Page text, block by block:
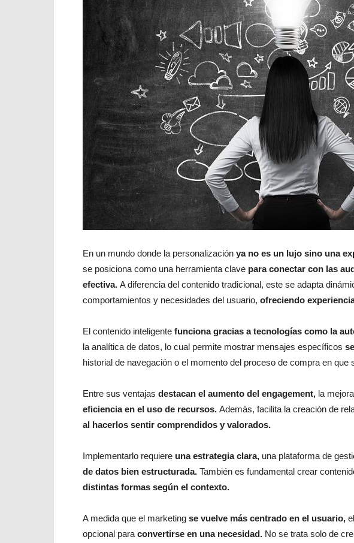
En un mundo donde la personalización ya no es un lujo sino una
se posiciona como una herramienta clave para conectar con las
efectiva. A diferencia del contenido tradicional, este se adapta
comportamientos y necesidades del usuario, ofreciendo
El contenido inteligente funciona gracias a tecnologías como la
la analítica de datos, lo cual permite mostrar mensajes específicos
historial de navegación o el momento del proceso de compra en que
Entre sus ventajas destacan el aumento del engagement, la
eficiencia en el uso de recursos. Además, facilita la creación de
al hacerlos sentir comprendidos y valorados.
Implementarlo requiere una estrategia clara, una plataforma de
de datos bien estructurada. También es fundamental crear
distintas formas según el contexto.
A medida que el marketing se vuelve más centrado en el usuario,
opcional para convertirse en una necesidad. No se trata solo de